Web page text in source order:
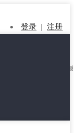
登录 | 注册